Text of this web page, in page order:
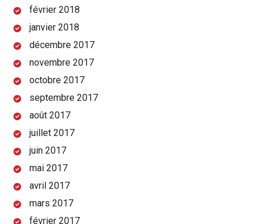
février 2018
janvier 2018
décembre 2017
novembre 2017
octobre 2017
septembre 2017
août 2017
juillet 2017
juin 2017
mai 2017
avril 2017
mars 2017
février 2017